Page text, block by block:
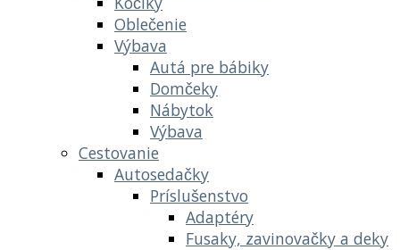
Oblečenie
Výbava
Autá pre bábiky
Domčeky
Nábytok
Výbava
Cestovanie
Autosedačky
Príslušenstvo
Adaptéry
Fusaky, zavinovačky a deky